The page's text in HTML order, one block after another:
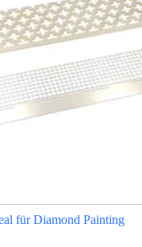
für Diamond Painting